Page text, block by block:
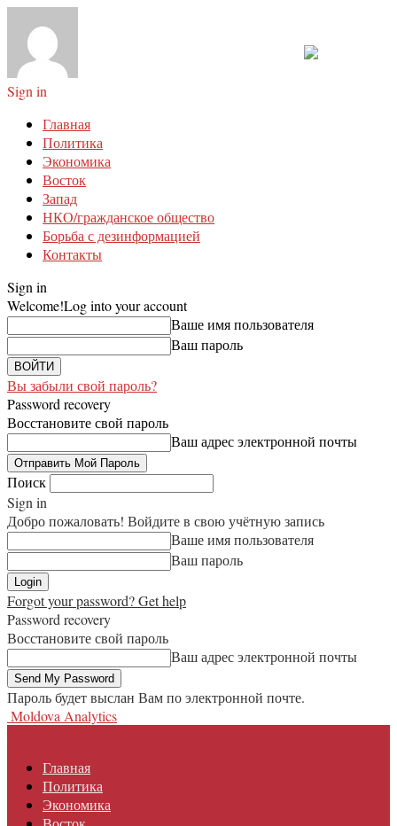
Sign in
Главная
Политика
Экономика
Восток
Запад
НКО/гражданское общество
Борьба с дезинформацией
Контакты
Sign in
Welcome!Log into your account
Ваше имя пользователя
Ваш пароль
Вы забыли свой пароль?
Password recovery
Восстановите свой пароль
Ваш адрес электронной почты
Поиск
Sign in
Добро пожаловать! Войдите в свою учётную запись
Ваше имя пользователя
Ваш пароль
Forgot your password? Get help
Password recovery
Восстановите свой пароль
Ваш адрес электронной почты
Пароль будет выслан Вам по электронной почте.
Moldova Analytics
Главная
Политика
Экономика